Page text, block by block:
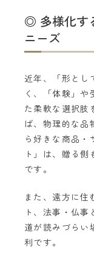
◎ 多様化す
ニーズ
近年、「形とし
く、「体験」
た柔軟な選択肢
ば、物理的な品
ら好きな商品・
ト」は、贈る
です。
また、遠方に住
ト、法事・仏
道が読みづらい
利です。